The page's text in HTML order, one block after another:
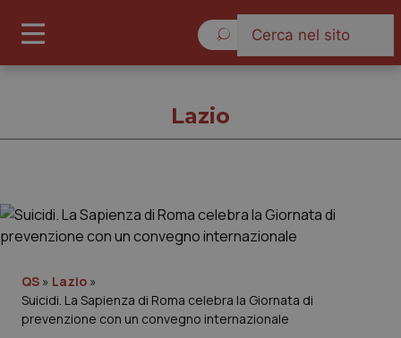
Governo e Parlamento
Lazio
QS » Lazio »
Suicidi. La Sapienza di Roma celebra la Giornata di
prevenzione con un convegno internazionale